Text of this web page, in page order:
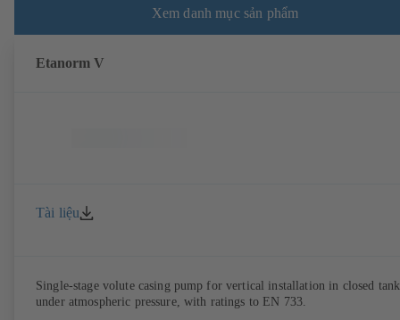
Xem danh mục sản phẩm
Etanorm V
Tài liệu
Single-stage volute casing pump for vertical installation in closed
under atmospheric pressure, with ratings to EN 733.